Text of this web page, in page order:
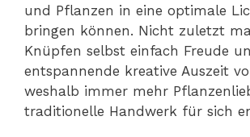
und Pflanzen in eine optimale
bringen können. Nicht zuletzt
Knüpfen selbst einfach Freude
entspannende kreative Auszeit
weshalb immer mehr
traditionelle Handwerk für sich